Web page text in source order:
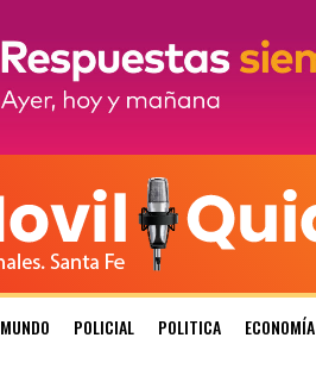
MUNDO POLICIAL POLITICA ECONOMÍA